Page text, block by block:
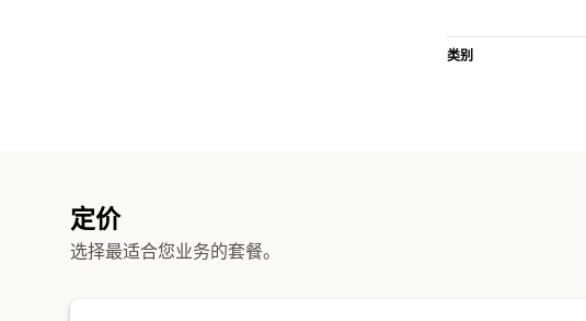
类别
定价
选择最适合您业务的套餐。